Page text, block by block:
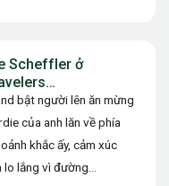
Scheffler ở
bật người lên ăn mừng
của anh lăn về phía
khắc ấy, cảm xúc
lo lắng vì đường…